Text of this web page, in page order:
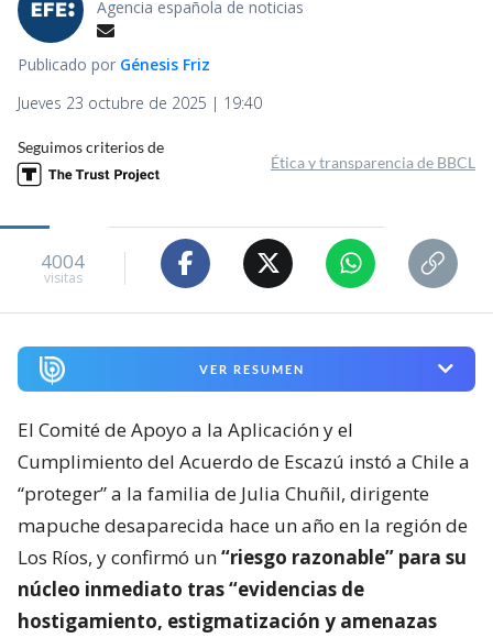
Agencia española de noticias
Publicado por Génesis Friz
Jueves 23 octubre de 2025 | 19:40
Seguimos criterios de
Ética y transparencia de BBCL
4004
visitas
VER RESUMEN
El Comité de Apoyo a la Aplicación y el
Cumplimiento del Acuerdo de Escazú instó a Chile a
“proteger” a la familia de Julia Chuñil, dirigente
mapuche desaparecida hace un año en la región de
Los Ríos, y confirmó un“riesgo razonable” para su
núcleo inmediato tras “evidencias de
hostigamiento, estigmatización y amenazas